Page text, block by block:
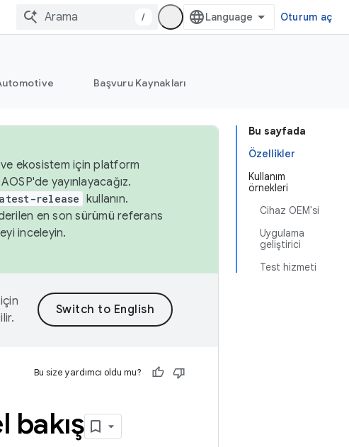
/ Oturum aç
Başvuru Kaynakları
Bu sayfada
Özellikler
Kullanım
örnekleri
Cihaz OEM'si
Uygulama
geliştirici
Test hizmeti
ekosistem için platform
yayınlayacağız.
release kullanın.
en son sürümü referans
inceleyin.
Bu size yardımcı oldu mu?
bakış